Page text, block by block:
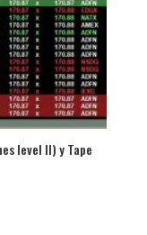
level ll) y Tape